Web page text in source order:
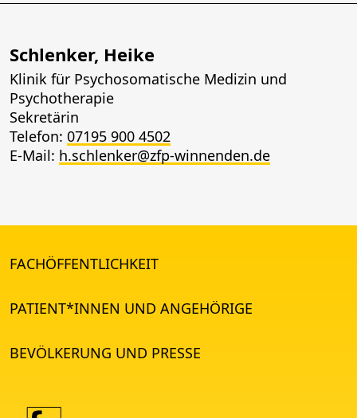
Schlenker, Heike
Klinik für Psychosomatische Medizin und
Psychotherapie
Sekretärin
Telefon: 07195 900 4502
E-Mail: h.schlenker@zfp-winnenden.de
FACHÖFFENTLICHKEIT
PATIENT*INNEN UND ANGEHÖRIGE
BEVÖLKERUNG UND PRESSE